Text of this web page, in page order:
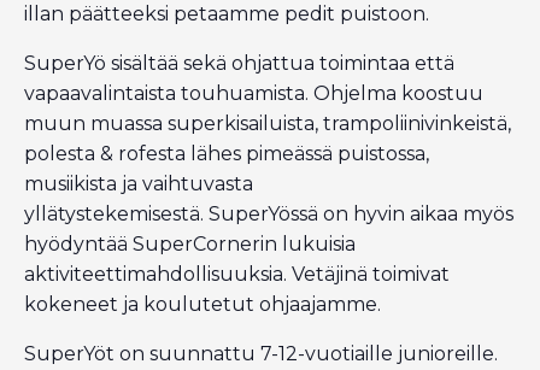
illan päätteeksi petaamme pedit puistoon.
SuperYö sisältää sekä ohjattua toimintaa että
vapaavalintaista touhuamista. Ohjelma koostuu
muun muassa superkisailuista, trampoliinivinkeistä,
polesta & rofesta lähes pimeässä puistossa,
musiikista ja vaihtuvasta
yllätystekemisestä. SuperYössä on hyvin aikaa myös
hyödyntää SuperCornerin lukuisia
aktiviteettimahdollisuuksia. Vetäjinä toimivat
kokeneet ja koulutetut ohjaajamme.
SuperYöt on suunnattu 7-12-vuotiaille junioreille.